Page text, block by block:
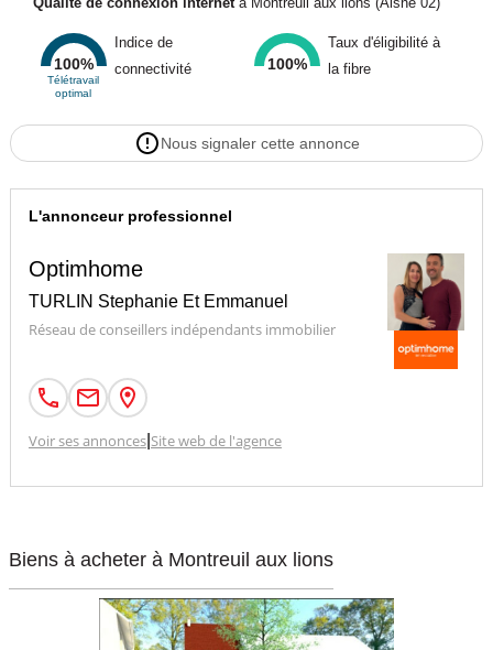
100%
Télétravail
optimal
Indice de
connectivité
100%
Taux d'éligibilité à
la fibre
Nous signaler cette annonce
L'annonceur professionnel
Optimhome
TURLIN Stephanie Et Emmanuel
Réseau de conseillers indépendants immobilier
Voir ses annonces| Site web de l'agence
Biens à acheter à Montreuil aux lions